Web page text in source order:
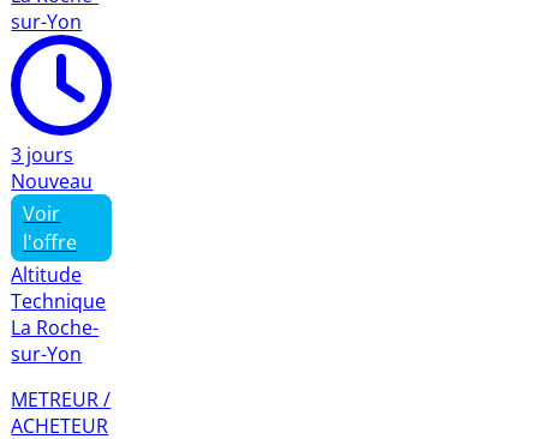
sur-Yon
3 jours
Nouveau
Voir
l'offre
Altitude
Technique
La Roche-
sur-Yon
METREUR /
ACHETEUR